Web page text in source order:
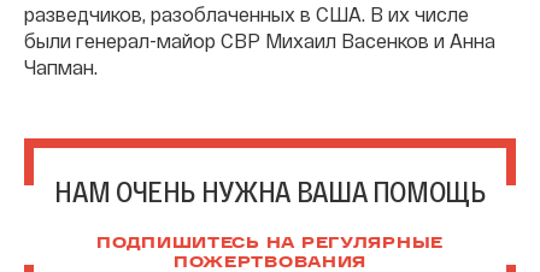
разведчиков, разоблаченных в США. В их числе
были генерал-майор СВР Михаил Васенков и Анна
Чапман.
НАМ ОЧЕНЬ НУЖНА ВАША ПОМОЩЬ
ПОДПИШИТЕСЬ НА РЕГУЛЯРНЫЕ
ПОЖЕРТВОВАНИЯ